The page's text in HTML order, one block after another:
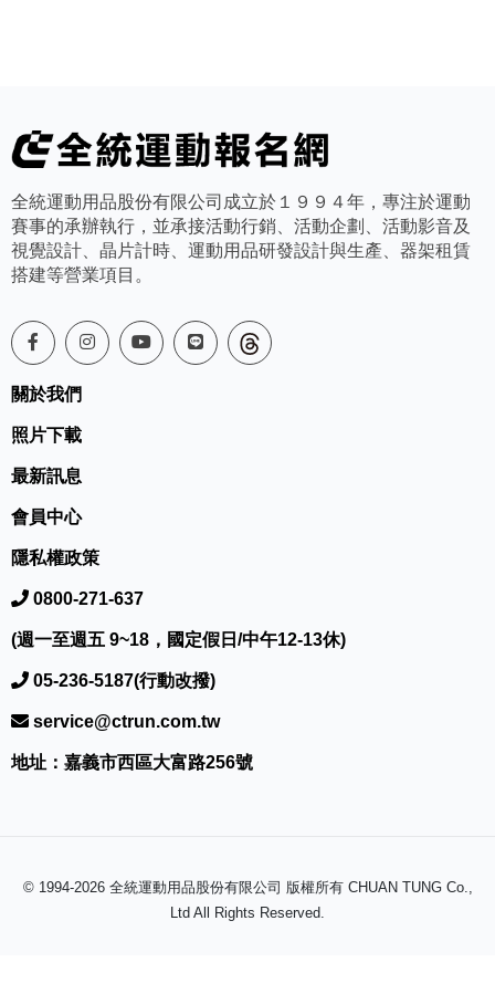
全統運動用品股份有限公司成立於１９９４年，專注於運動
賽事的承辦執行，並承接活動行銷、活動企劃、活動影音及
視覺設計、晶片計時、運動用品研發設計與生產、器架租賃
搭建等營業項目。
關於我們
照片下載
最新訊息
會員中心
隱私權政策
0800-271-637
(週一至週五 9~18，國定假日/中午12-13休)
05-236-5187(行動改撥)
service@ctrun.com.tw
地址：嘉義市西區大富路256號
© 1994-2026 全統運動用品股份有限公司 版權所有 CHUAN TUNG Co.,
Ltd All Rights Reserved.